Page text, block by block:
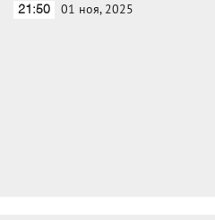
21:50 01 ноя, 2025